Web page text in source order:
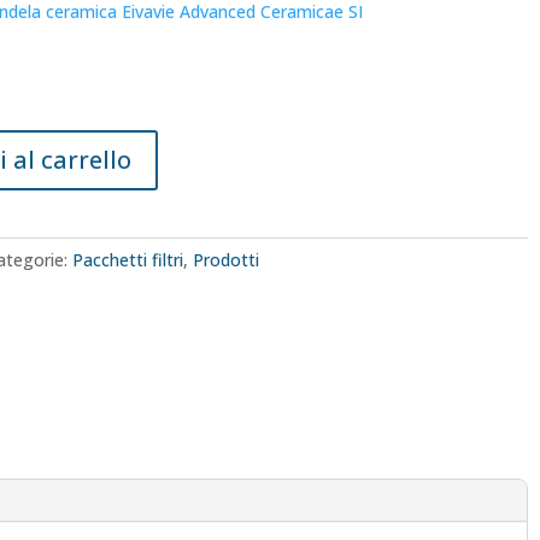
ceramica Eivavie Advanced Ceramicae SI
al carrello
Pacchetti filtri, Prodotti